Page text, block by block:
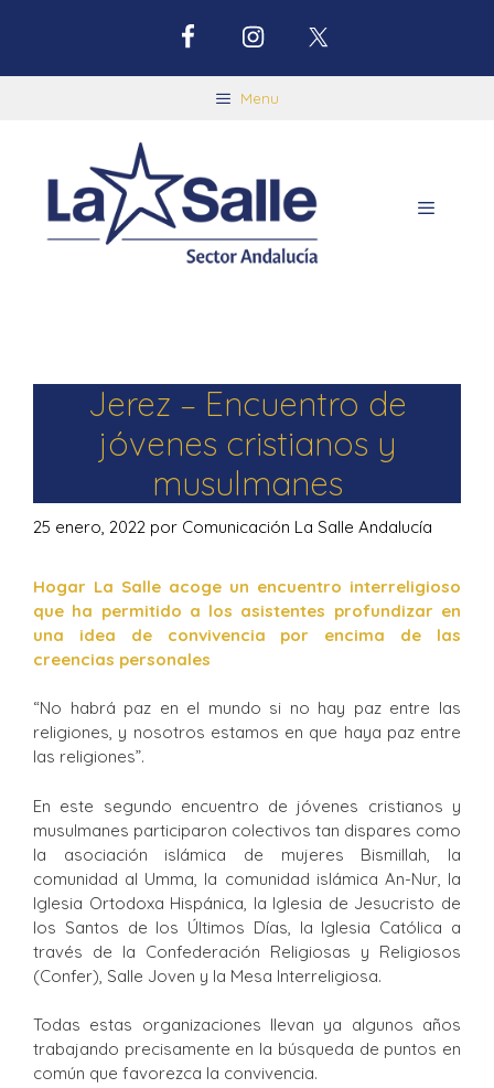
Menu
Jerez – Encuentro de
jóvenes cristianos y
musulmanes
25 enero, 2022 por Comunicación La Salle Andalucía
Hogar La Salle acoge un encuentro interreligioso
que ha permitido a los asistentes profundizar en
una idea de convivencia por encima de las
creencias personales
“No habrá paz en el mundo si no hay paz entre las
religiones, y nosotros estamos en que haya paz entre
las religiones”.
En este segundo encuentro de jóvenes cristianos y
musulmanes participaron colectivos tan dispares como
la asociación islámica de mujeres Bismillah, la
comunidad al Umma, la comunidad islámica An-Nur, la
Iglesia Ortodoxa Hispánica, la Iglesia de Jesucristo de
los Santos de los Últimos Días, la Iglesia Católica a
través de la Confederación Religiosas y Religiosos
(Confer), Salle Joven y la Mesa Interreligiosa.
Todas estas organizaciones llevan ya algunos años
trabajando precisamente en la búsqueda de puntos en
común que favorezca la convivencia.